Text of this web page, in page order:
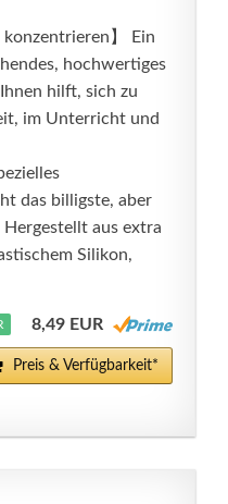
konzentrieren】 Ein
hochwertiges
hilft, sich zu
im Unterricht und
das billigste, aber
aus extra
Silikon,
8,49 EUR
Preis & Verfügbarkeit*